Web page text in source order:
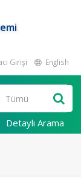
Girişi English
Detaylı Arama